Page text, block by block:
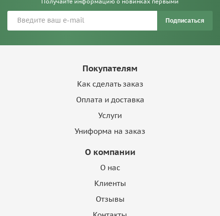
Подписаться
Покупателям
Как сделать заказ
Оплата и доставка
Услуги
Униформа на заказ
О компании
О нас
Клиенты
Отзывы